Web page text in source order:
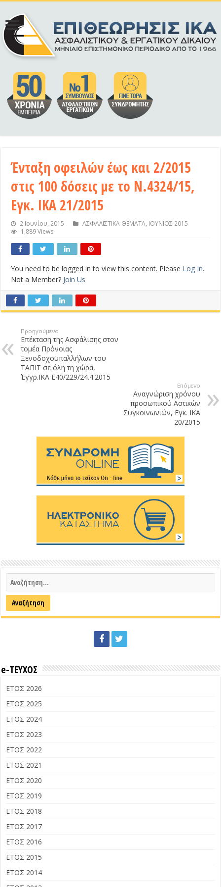
Ένταξη οφειλών έως και 2/2015
στις 100 δόσεις με το Ν.4324/15,
Εγκ. ΙΚΑ 21/2015
2 Ιουνίου, 2015 ΑΣΦΑΛΙΣΤΙΚΑ ΘΕΜΑΤΑ, ΙΟΥΝΙΟΣ 2015
1,889 Views
You need to be logged in to view this content. Please Log In.
Not a Member? Join Us
Προηγούμενο
Επέκταση της Ασφάλισης στον
τομέα Πρόνοιας
Ξενοδοχοϋπαλλήλων του
ΤΑΠΙΤ σε όλη τη χώρα,
Έγγρ.ΙΚΑ Ε40/229/24.4.2015
Επόμενο
Αναγνώριση χρόνου
προσωπικού Αστικών
Συγκοινωνιών, Εγκ. ΙΚΑ
20/2015
e-ΤΕΥΧΟΣ
ΕΤΟΣ 2026
ΕΤΟΣ 2025
ΕΤΟΣ 2024
ΕΤΟΣ 2023
ΕΤΟΣ 2022
ΕΤΟΣ 2021
ΕΤΟΣ 2020
ΕΤΟΣ 2019
ΕΤΟΣ 2018
ΕΤΟΣ 2017
ΕΤΟΣ 2016
ΕΤΟΣ 2015
ΕΤΟΣ 2014